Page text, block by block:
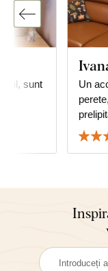
sunt
Un